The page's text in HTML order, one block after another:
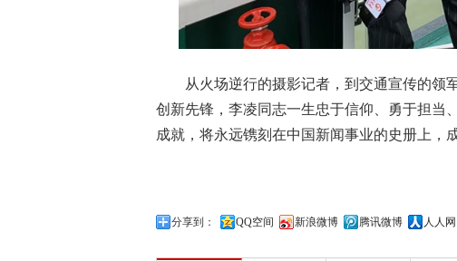
从火场逆行的摄影记者，到交通宣传的领
创新先锋，李凌同志一生忠于信仰、勇于担当
成就，将永远镌刻在中国新闻事业的史册上，
分享到： QQ空间 新浪微博 腾讯微博 人人网